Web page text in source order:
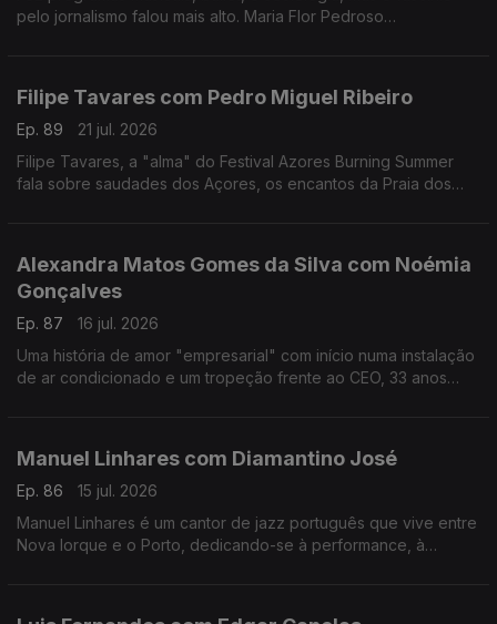
pelo jornalismo falou mais alto. Maria Flor Pedroso
Filipe Tavares com Pedro Miguel Ribeiro
Ep. 89
21 jul. 2026
Filipe Tavares, a "alma" do Festival Azores Burning Summer
fala sobre saudades dos Açores, os encantos da Praia dos
Alexandra Matos Gomes da Silva com Noémia
Gonçalves
Ep. 87
16 jul. 2026
Uma história de amor "empresarial" com início numa instalação
de ar condicionado e um tropeção frente ao CEO, 33 anos
Manuel Linhares com Diamantino José
Ep. 86
15 jul. 2026
Manuel Linhares é um cantor de jazz português que vive entre
Nova Iorque e o Porto, dedicando-se à performance, à